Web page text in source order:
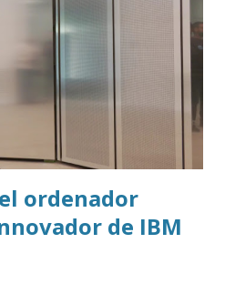
ordenador
de IBM